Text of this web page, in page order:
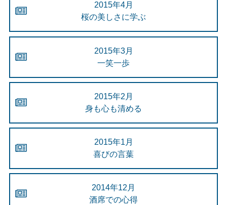
2015年4月
桜の美しさに学ぶ
2015年3月
一笑一歩
2015年2月
身も心も清める
2015年1月
喜びの言葉
2014年12月
酒席での心得